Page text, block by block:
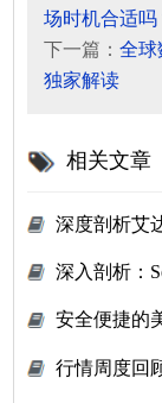
场时机合适吗
下一篇：全球
独家解读
相关文章
深度剖析艾
深入剖析：
安全便捷的
行情周度回